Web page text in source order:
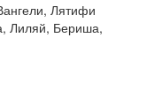
Лятифи
Лиляй, Бериша,